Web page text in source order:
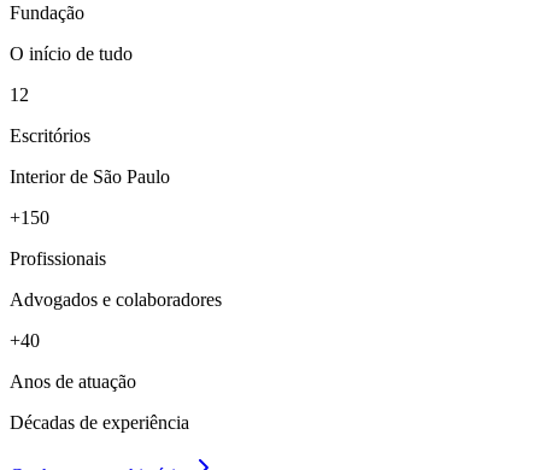
Fundação
O início de tudo
12
Escritórios
Interior de São Paulo
+150
Profissionais
Advogados e colaboradores
+40
Anos de atuação
Décadas de experiência